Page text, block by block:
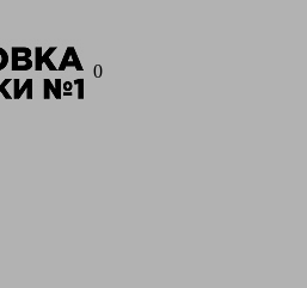
0